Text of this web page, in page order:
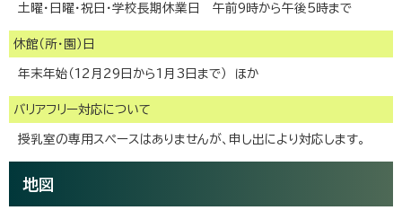
土曜・日曜・祝日・学校長期休業日 午前9時から午後5時まで
休館（所・園）日
年末年始（12月29日から1月3日まで） ほか
バリアフリー対応について
授乳室の専用スペースはありませんが、申し出により対応します。
地図